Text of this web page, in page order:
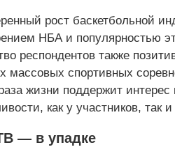
рост баскетбольной
НБА и популярностью
респондентов также
массовых спортивных
жизни поддержит
как у участников, так и
— в упадке